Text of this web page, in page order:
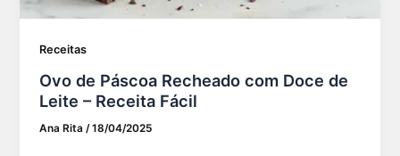
Receitas
Ovo de Páscoa Recheado com Doce de
Leite – Receita Fácil
Ana Rita/18/04/2025